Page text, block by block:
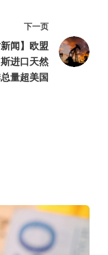
下一页
新闻】欧盟
进口天然
量超美国